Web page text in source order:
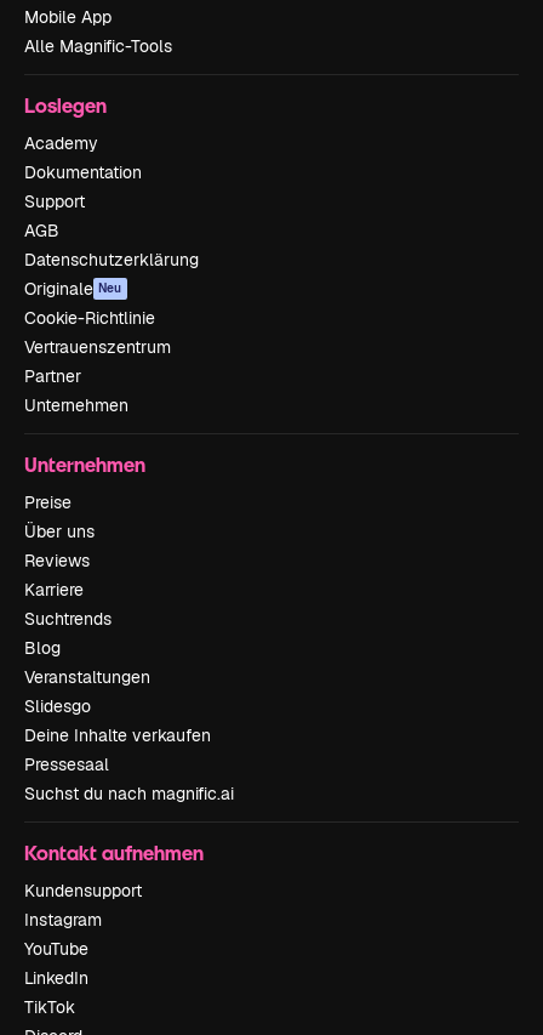
Mobile App
Alle Magnific-Tools
Loslegen
Academy
Dokumentation
Support
AGB
Datenschutzerklärung
Originale Neu
Cookie-Richtlinie
Vertrauenszentrum
Partner
Unternehmen
Unternehmen
Preise
Über uns
Reviews
Karriere
Suchtrends
Blog
Veranstaltungen
Slidesgo
Deine Inhalte verkaufen
Pressesaal
Suchst du nach magnific.ai
Kontakt aufnehmen
Kundensupport
Instagram
YouTube
LinkedIn
TikTok